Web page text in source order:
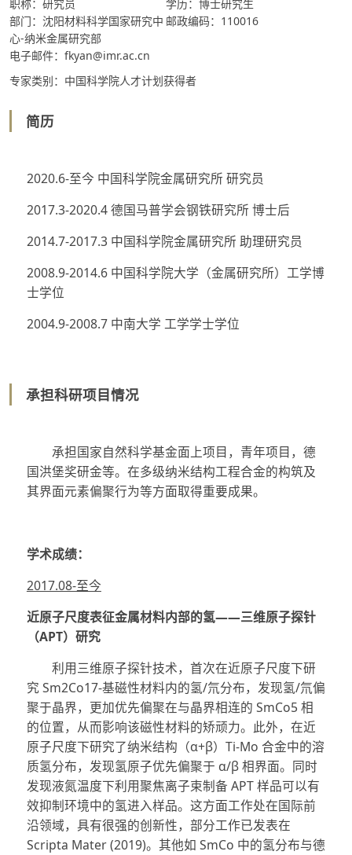
职称：研究员
学历：博士研究生
部门：沈阳材料科学国家研究中
心-纳米金属研究部
邮政编码：110016
电子邮件：fkyan@imr.ac.cn
专家类别：中国科学院人才计划获得者
简历
2020.6-至今 中国科学院金属研究所 研究员
2017.3-2020.4 德国马普学会钢铁研究所 博士后
2014.7-2017.3 中国科学院金属研究所 助理研究员
2008.9-2014.6 中国科学院大学（金属研究所）工学博
士学位
2004.9-2008.7 中南大学 工学学士学位
承担科研项目情况
承担国家自然科学基金面上项目，青年项目，德
国洪堡奖研金等。在多级纳米结构工程合金的构筑及
其界面元素偏聚行为等方面取得重要成果。
学术成绩：
2017.08-至今
近原子尺度表征金属材料内部的氢——三维原子探针
（APT）研究
利用三维原子探针技术，首次在近原子尺度下研
究 Sm2Co17-基磁性材料内的氢/氘分布，发现氢/氘偏
聚于晶界，更加优先偏聚在与晶界相连的 SmCo5 相
的位置，从而影响该磁性材料的矫顽力。此外，在近
原子尺度下研究了纳米结构（α+β）Ti-Mo 合金中的溶
质氢分布，发现氢原子优先偏聚于 α/β 相界面。同时
发现液氮温度下利用聚焦离子束制备 APT 样品可以有
效抑制环境中的氢进入样品。这方面工作处在国际前
沿领域，具有很强的创新性，部分工作已发表在
Scripta Mater (2019)。其他如 SmCo 中的氢分布与德